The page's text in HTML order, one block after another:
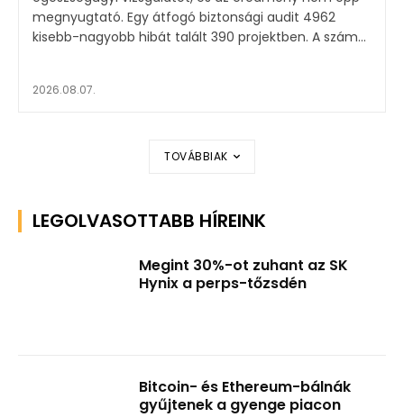
megnyugtató. Egy átfogó biztonsági audit 4962
kisebb-nagyobb hibát talált 390 projektben. A szám...
2026.08.07.
TOVÁBBIAK
LEGOLVASOTTABB HÍREINK
Megint 30%-ot zuhant az SK
Hynix a perps-tőzsdén
Bitcoin- és Ethereum-bálnák
gyűjtenek a gyenge piacon